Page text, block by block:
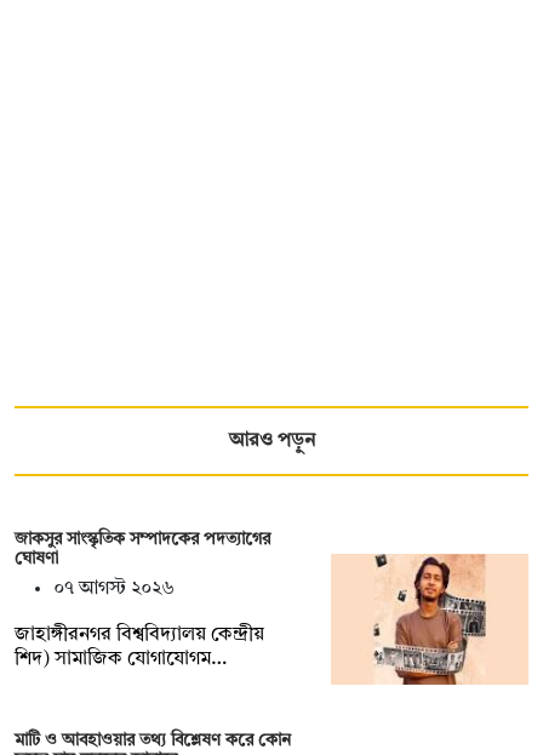
আরও পড়ুন
জাকসুর সাংস্কৃতিক সম্পাদকের পদত্যাগের
ঘোষণা
০৭ আগস্ট ২০২৬
‎জাহাঙ্গীরনগর বিশ্ববিদ্যালয় কেন্দ্রীয়
শিদ) সামাজিক যোগাযোগম…
মাটি ও আবহাওয়ার তথ্য বিশ্লেষণ করে কোন